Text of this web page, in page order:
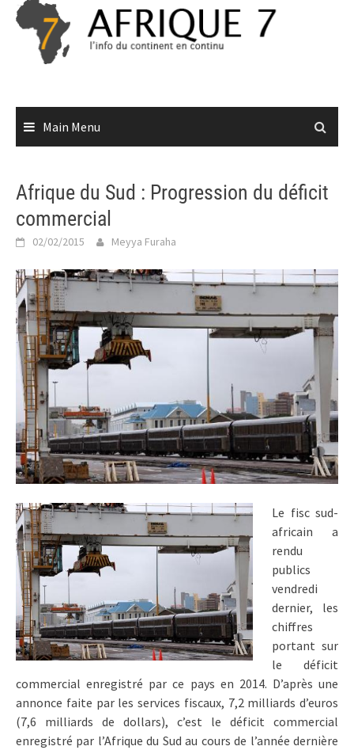
Skip
content
Main Menu
Afrique du Sud : Progression du déficit
commercial
02/02/2015 Meyya Furaha
Le fisc sud-
africain a
rendu
publics
vendredi
dernier, les
chiffres
portant sur
le déficit
commercial enregistré par ce pays en 2014. D’après une
annonce faite par les services fiscaux, 7,2 milliards d’euros
(7,6 milliards de dollars), c’est le déficit commercial
enregistré par l’Afrique du Sud au cours de l’année dernière